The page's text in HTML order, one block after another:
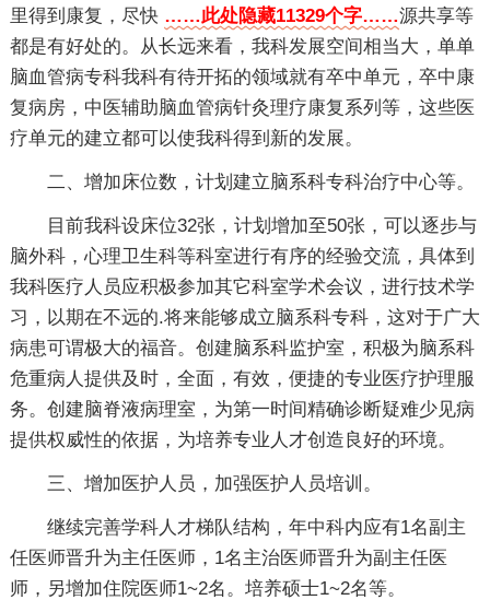
里得到康复，尽快 ……此处隐藏11329个字……源共享等
都是有好处的。从长远来看，我科发展空间相当大，单单
脑血管病专科我科有待开拓的领域就有卒中单元，卒中康
复病房，中医辅助脑血管病针灸理疗康复系列等，这些医
疗单元的建立都可以使我科得到新的发展。
二、增加床位数，计划建立脑系科专科治疗中心等。
目前我科设床位32张，计划增加至50张，可以逐步与
脑外科，心理卫生科等科室进行有序的经验交流，具体到
我科医疗人员应积极参加其它科室学术会议，进行技术学
习，以期在不远的.将来能够成立脑系科专科，这对于广大
病患可谓极大的福音。创建脑系科监护室，积极为脑系科
危重病人提供及时，全面，有效，便捷的专业医疗护理服
务。创建脑脊液病理室，为第一时间精确诊断疑难少见病
提供权威性的依据，为培养专业人才创造良好的环境。
三、增加医护人员，加强医护人员培训。
继续完善学科人才梯队结构，年中科内应有1名副主
任医师晋升为主任医师，1名主治医师晋升为副主任医
师，另增加住院医师1~2名。培养硕士1~2名等。